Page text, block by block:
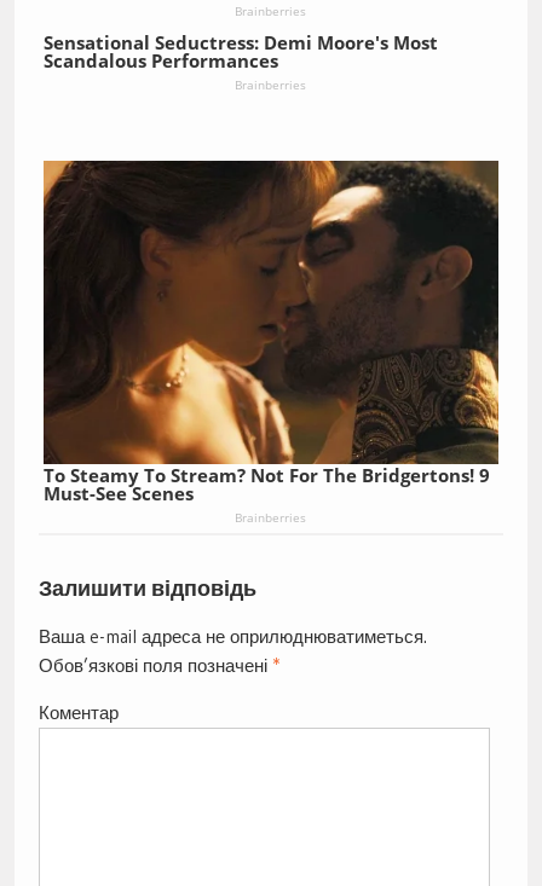
Brainberries
Sensational Seductress: Demi Moore's Most
Scandalous Performances
Brainberries
To Steamy To Stream? Not For The Bridgertons! 9
Must-See Scenes
Brainberries
Залишити відповідь
Ваша e-mail адреса не оприлюднюватиметься.
Обов’язкові поля позначені *
Коментар